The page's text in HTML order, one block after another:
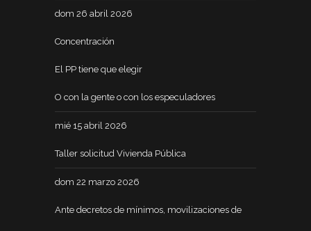
dom 26 abril 2026
Concentración
El PP tiene que elegir
O con la gente o con los especuladores
mié 15 abril 2026
Taller solicitud Vivienda Pública
dom 22 marzo 2026
Ante decretos de mínimos, movilizaciones de